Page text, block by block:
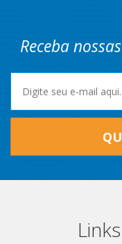
Receba